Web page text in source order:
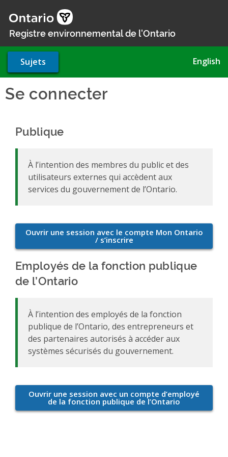
au
contenu
Registre environnemental de l'Ontario
Sujets English
Se connecter
Publique
À l’intention des membres du public et des
utilisateurs externes qui accèdent aux
services du gouvernement de l’Ontario.
Employés de la fonction publique
de l’Ontario
À l’intention des employés de la fonction
publique de l’Ontario, des entrepreneurs et
des partenaires autorisés à accéder aux
systèmes sécurisés du gouvernement.